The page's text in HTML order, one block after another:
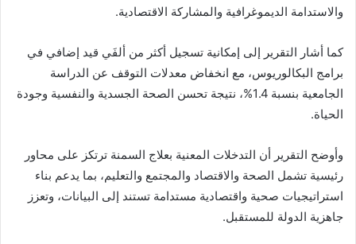
والاستدامة الديموغرافية والمشاركة الاقتصادية.
كما أشار التقرير إلى إمكانية تسجيل أكثر من ألفَي قيد إضافي في
برامج البكالوريوس، مع انخفاض معدلات التوقف عن الدراسة
الجامعية بنسبة 1.4%، نتيجة تحسن الصحة الجسدية والنفسية وجودة
الحياة.
وأوضح التقرير أن التدخلات المعنية بعلاج السمنة ترتكز على محاور
رئيسية تشمل الصحة والاقتصاد والمجتمع والتعليم، بما يدعم بناء
استراتيجيات صحية واقتصادية مستدامة تستند إلى البيانات، وتعزز
جاهزية الدولة للمستقبل.